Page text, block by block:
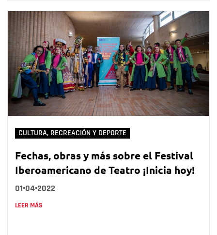
CULTURA, RECREACIÓN Y DEPORTE
Fechas, obras y más sobre el Festival
Iberoamericano de Teatro ¡Inicia hoy!
01•04•2022
LEER MÁS